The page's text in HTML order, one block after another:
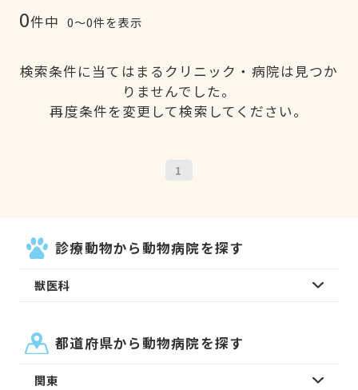
0件中 0〜0件を表示
検索条件に当てはまるクリニック・病院は見つか
りませんでした。
再度条件を変更して検索してください。
1
診療動物から動物病院を探す
獣医科
都道府県から動物病院を探す
関東